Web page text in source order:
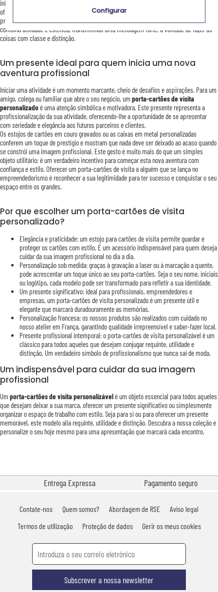
iniciais num porta-cartões em couro permite reforçar a identidade da sua marca e
oferecer um presente prestigioso e significativo. Perfeito para seminários, eventos
profissionais, presentes de final de ano ou agradecimentos a clientes, este acessório
combina utilidade e estética, transmitindo uma mensagem forte: a vontade de fazer as
coisas com classe e distinção.
Um presente ideal para quem inicia uma nova
aventura profissional
Iniciar uma atividade é um momento marcante, cheio de desafios e aspirações. Para um
amigo, colega ou familiar que abre o seu negócio, um porta-cartões de visita
personalizadoé uma atenção simbólica e motivadora. Este presente representa a
profissionalização da sua atividade, oferecendo-lhe a oportunidade de se apresentar
com seriedade e elegância aos futuros parceiros e clientes.
Os estojos de cartões em couro gravados ou as caixas em metal personalizadas
conferem um toque de prestígio e mostram que nada deve ser deixado ao acaso quando
se constrói uma imagem profissional. Este gesto é muito mais do que um simples
objeto utilitário: é um verdadeiro incentivo para começar esta nova aventura com
confiança e estilo. Oferecer um porta-cartões de visita a alguém que se lança no
empreendedorismo é reconhecer a sua legitimidade para ter sucesso e conquistar o seu
espaço entre os grandes.
Por que escolher um porta-cartões de visita
personalizado?
Elegância e praticidade: um estojo para cartões de visita permite guardar e
proteger os cartões com estilo. É um acessório indispensável para quem deseja
cuidar da sua imagem profissional no dia a dia.
Personalização sob medida: graças à gravação a laser ou à marcação a quente,
pode acrescentar um toque único ao seu porta-cartões. Seja o seu nome, iniciais
ou logótipo, cada modelo pode ser transformado para refletir a sua identidade.
Um presente significativo: ideal para profissionais, empreendedores e
empresas, um porta-cartões de visita personalizado é um presente útil e
elegante que marcará duradouramente as memórias.
Personalização francesa: os nossos produtos são realizados com cuidado no
nosso atelier em França, garantindo qualidade irrepreensível e saber-fazer local.
Presente profissional intemporal: o porta-cartões de visita personalizável é um
clássico para todos aqueles que desejam conjugar requinte, utilidade e
distinção. Um verdadeiro símbolo de profissionalismo que nunca sai de moda.
Um indispensável para cuidar da sua imagem
profissional
Um porta-cartões de visita personalizávelé um objeto essencial para todos aqueles
que desejam deixar a sua marca, oferecer um presente significativo ou simplesmente
organizar o espaço de trabalho com estilo. Seja para si ou para oferecer um presente
memorável, este modelo alia requinte, utilidade e distinção. Descubra a nossa coleção e
personalize o seu hoje mesmo para uma apresentação que marcará cada encontro.
Entrega Expressa Pagamento seguro
Contate-nos Quem somos? Abordagem de RSE
Aviso legal
Termos de utilização
Proteção de dados Gerir os meus cookies
Subscrever a nossa newsletter
Configurar